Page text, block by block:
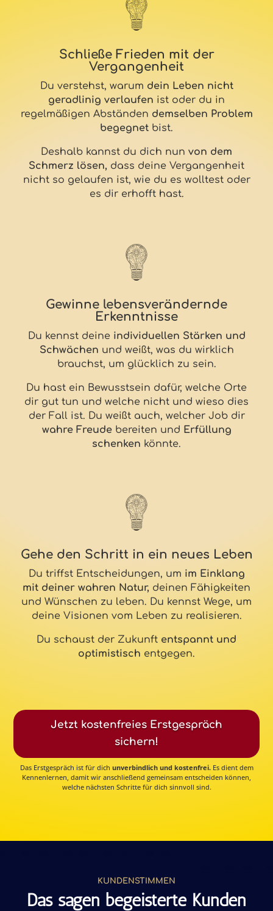
Schließe Frieden mit der
Vergangenheit
Du verstehst, warum dein Leben nicht
geradlinig verlaufen ist oder du in
regelmäßigen Abständen demselben Problem
begegnet bist.
Deshalb kannst du dich nun von dem
Schmerz lösen, dass deine Vergangenheit
nicht so gelaufen ist, wie du es wolltest oder
es dir erhofft hast.
Gewinne lebensverändernde
Erkenntnisse
Du kennst deine individuellen Stärken und
Schwächen und weißt, was du wirklich
brauchst, um glücklich zu sein.
Du hast ein Bewusstsein dafür, welche Orte
dir gut tun und welche nicht und wieso dies
der Fall ist. Du weißt auch, welcher Job dir
wahre Freudebereiten und Erfüllung
schenken könnte.
Gehe den Schritt in ein neues Leben
Du triffst Entscheidungen, um im Einklang
mit deiner wahren Natur, deinen Fähigkeiten
und Wünschen zu leben. Du kennst Wege, um
deine Visionen vom Leben zu realisieren.
Du schaust der Zukunft entspannt und
optimistisch entgegen.
Jetzt kostenfreies Erstgespräch
sichern!
Das Erstgespräch ist für dich unverbindlich und kostenfrei. Es dient dem
Kennenlernen, damit wir anschließend gemeinsam entscheiden können,
welche nächsten Schritte für dich sinnvoll sind.
KUNDENSTIMMEN
Das sagen begeisterte Kunden